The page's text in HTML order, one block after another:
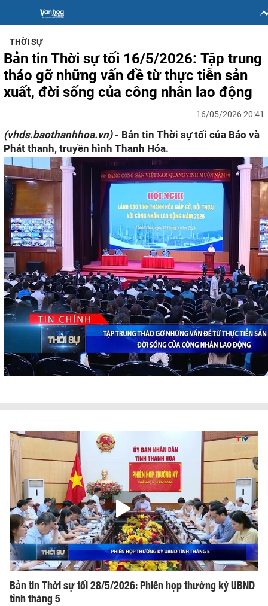
THỜI SỰ
Bản tin Thời sự tối 16/5/2026: Tập trung
tháo gỡ những vấn đề từ thực tiễn sản
xuất, đời sống của công nhân lao động
16/05/2026 20:41
(vhds.baothanhhoa.vn)- Bản tin Thời sự tối của Báo và
Phát thanh, truyền hình Thanh Hóa.
Bản tin Thời sự tối 28/5/2026: Phiên họp thường kỳ UBND
tỉnh tháng 5